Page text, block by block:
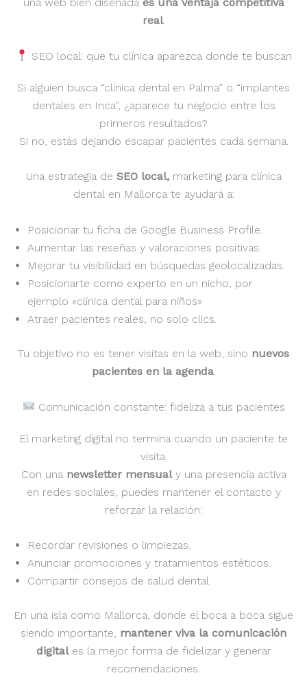
real.
SEO local: que tu clínica aparezca donde te buscan
Si alguien busca “clínica dental en Palma” o “implantes
dentales en Inca”, ¿aparece tu negocio entre los
primeros resultados?
Si no, estás dejando escapar pacientes cada semana.
Una estrategia de SEO local, marketing para clínica
dental en Mallorca te ayudará a:
Posicionar tu ficha de Google Business Profile.
Aumentar las reseñas y valoraciones positivas.
Mejorar tu visibilidad en búsquedas geolocalizadas.
Posicionarte como experto en un nicho, por
ejemplo «clínica dental para niños»
Atraer pacientes reales, no solo clics.
Tu objetivo no es tener visitas en la web, sino nuevos
pacientes en la agenda.
Comunicación constante: fideliza a tus pacientes
El marketing digital no termina cuando un paciente te
visita.
Con una newsletter mensualy una presencia activa
en redes sociales, puedes mantener el contacto y
reforzar la relación:
Recordar revisiones o limpiezas.
Anunciar promociones y tratamientos estéticos.
Compartir consejos de salud dental.
En una isla como Mallorca, donde el boca a boca sigue
siendo importante, mantener viva la comunicación
digitales la mejor forma de fidelizar y generar
recomendaciones.